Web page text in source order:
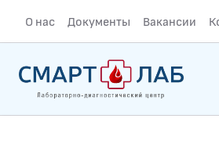
О нас Документы Вакансии